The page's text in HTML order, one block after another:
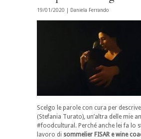
19/01/2020 | Daniela Ferrando
Scelgo le parole con cura per
(Stefania Turato), un’altra delle mie
#foodcultural. Perché anche lei fa lo
lavoro di sommelier FISAR e wine